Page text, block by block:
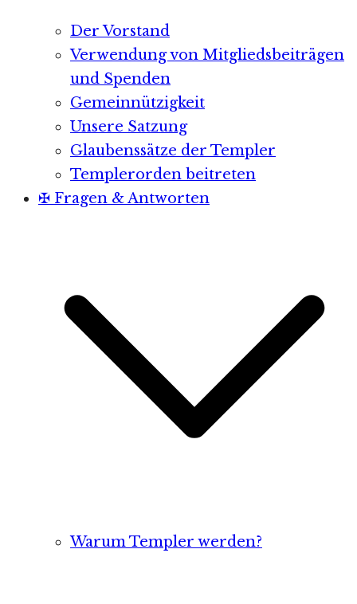
Der Vorstand
Verwendung von Mitgliedsbeiträgen
und Spenden
Gemeinnützigkeit
Unsere Satzung
Glaubenssätze der Templer
Templerorden beitreten
✠ Fragen & Antworten
Warum Templer werden?